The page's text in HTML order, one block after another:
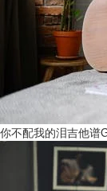
你不配我的泪吉他谱